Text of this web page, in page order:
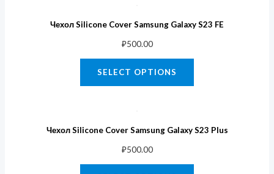
Чехол Silicone Cover Samsung Galaxy S23 FE
₽500.00
SELECT OPTIONS
Чехол Silicone Cover Samsung Galaxy S23 Plus
₽500.00